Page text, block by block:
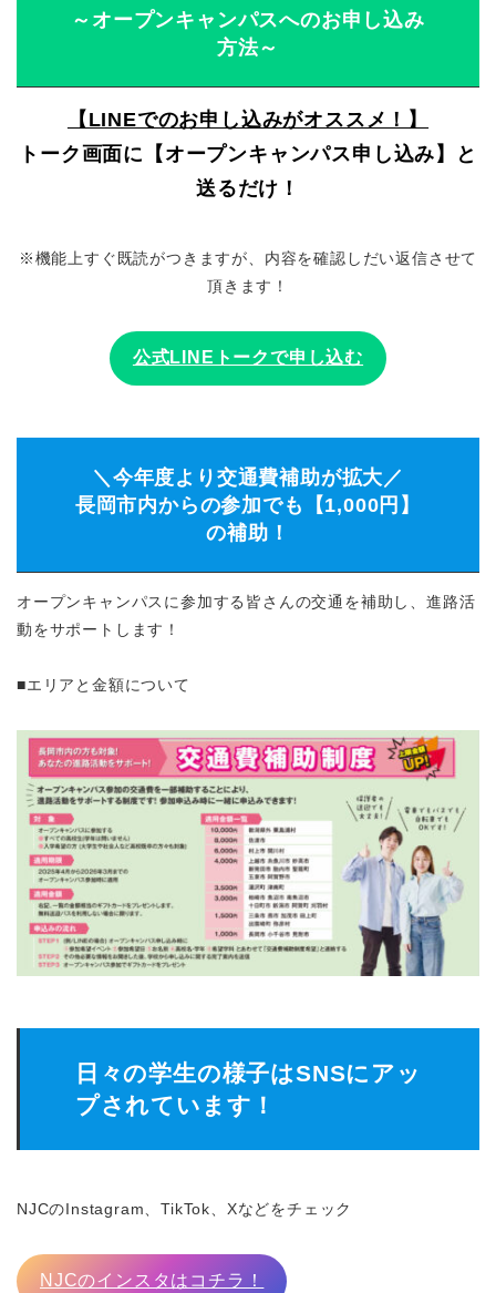
～オープンキャンパスへのお申し込み
方法～
【LINEでのお申し込みがオススメ！】
トーク画面に【オープンキャンパス申し込み】と
送るだけ！
※機能上すぐ既読がつきますが、内容を確認しだい返信させて
頂きます！
公式LINEトークで申し込む
＼今年度より交通費補助が拡大／
長岡市内からの参加でも【1,000円】
の補助！
オープンキャンパスに参加する皆さんの交通を補助し、進路活
動をサポートします！
■エリアと金額について
日々の学生の様子はSNSにアッ
プされています！
NJCのInstagram、TikTok、Xなどをチェック
NJCのインスタはコチラ！